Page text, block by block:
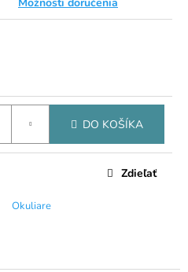
DO KOŠÍKA
Okuliare
Zdieľať